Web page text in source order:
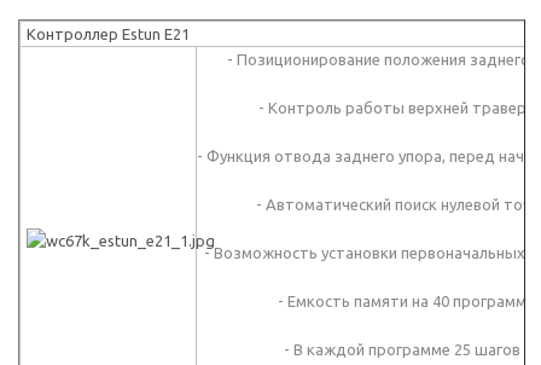
Контроллер Estun E21
- Позиционирование положения заднего
- Контроль работы верхней
- Функция отвода заднего упора, перед
- Автоматический поиск нулевой
- Возможность установки первоначальных
- Емкость памяти на 40 программ
- В каждой программе 25 шагов